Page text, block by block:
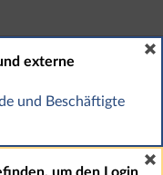
externe
und Beschäftigte